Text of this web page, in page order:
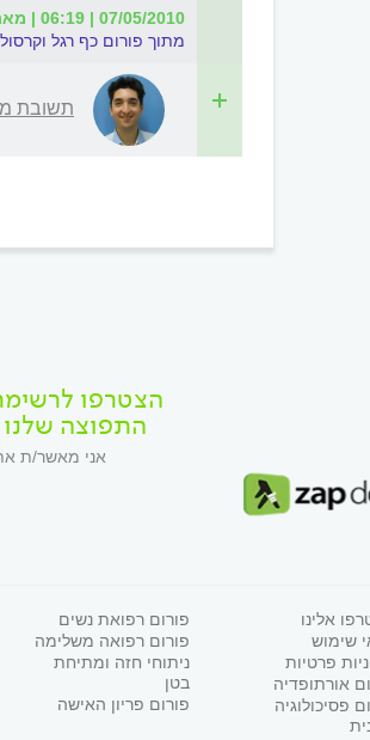
07/05/2010 | 06:19 | מאת: מירי
מתוך פורום כף רגל וקרסול
תשובת
הצטרפו
התפוצה שלנו
אני מאשר/ת
אלינו
שימוש
פרטיות
אורתופדיה
פסיכולוגיה
פורום רפואת נשים
פורום רפואה משלימה
ניתוחי חזה ומתיחת
בטן
פורום פריון האישה